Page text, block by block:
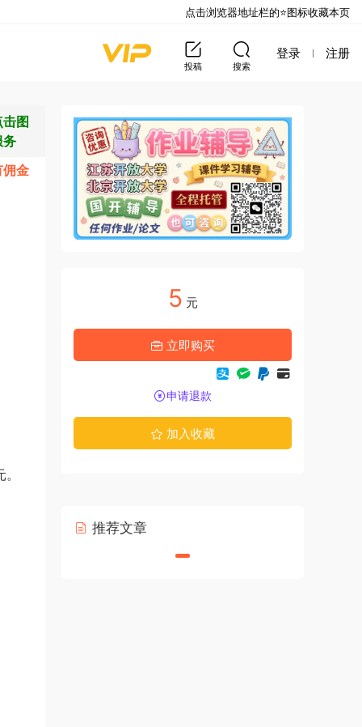
投稿 搜索
登录 注册
佣金
图
务
5 元
立即购买
申请退款
加入收藏
推荐文章
点击浏览器地址栏的⭐图标收藏本页